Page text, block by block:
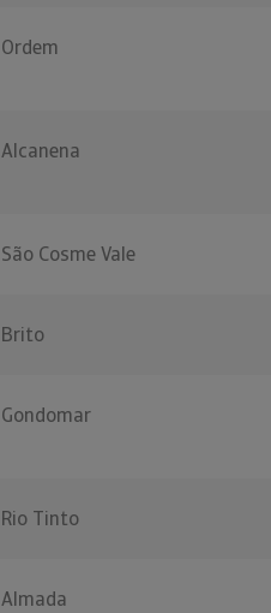
Ordem
Alcanena
São Cosme Vale
Brito
Gondomar
Rio Tinto
Almada